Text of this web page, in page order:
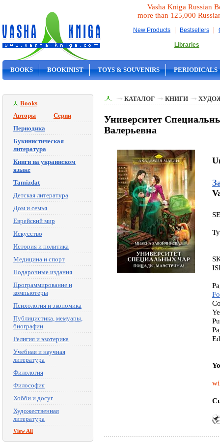
Vasha Kniga Russian
more than 125,000
New Products | Bestsellers |
Libraries
BOOKS BOOKINIST TOYS & SOUVENIRS PERIODICALS
Books
Авторы
Серии
Периодика
Букинистическая
литература
Книги на украинском
языке
Tamizdat
Детская литература
Дом и семья
Еврейский мир
Искусство
История и политика
Медицина и спорт
Подарочные издания
Программирование и
компьютеры
Психология и экономика
Публицистика, мемуары,
биографии
Религия и эзотерика
Учебная и научная
литература
Филология
Философия
Хобби и досуг
Художественная
литература
View All
КАТАЛОГ КНИГИ
Университет
Валерьевна